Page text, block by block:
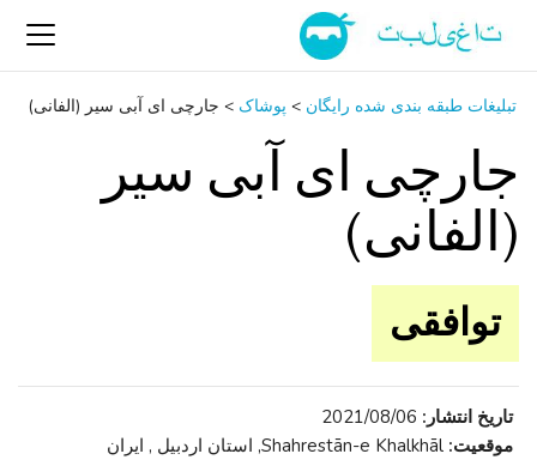
تبلیغات طبقه بندی شده رایگان > پوشاک > جارچی ای آبی سیر (الفانی)
جارچی ای آبی سیر
(الفانی)
توافقی
تاریخ انتشار: 2021/08/06
موقعیت: Shahrestān-e Khalkhāl, استان اردبیل , ایران